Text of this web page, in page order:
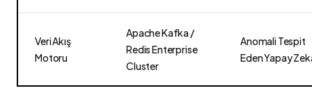
Veri Akış
Motoru
Apache Kafka /
Redis Enterprise
Cluster
Anomali Tespit
Eden Yapay